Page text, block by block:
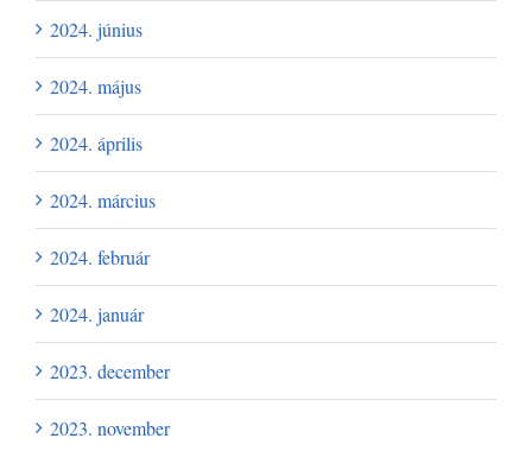
2024. június
2024. május
2024. április
2024. március
2024. február
2024. január
2023. december
2023. november